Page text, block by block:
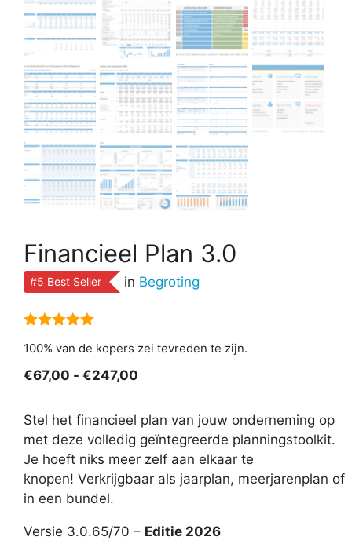
Financieel Plan 3.0
#5 Best Seller in Begroting
100% van de kopers zei tevreden te zijn.
€67,00 - €247,00
tot
€247,00
Stel het financieel plan van jouw onderneming op
met deze volledig geïntegreerde planningstoolkit.
Je hoeft niks meer zelf aan elkaar te
knopen! Verkrijgbaar als jaarplan, meerjarenplan of
in een bundel.
Versie 3.0.65/70 – Editie 2026